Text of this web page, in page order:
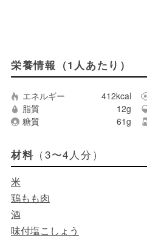
栄養情報（1人あたり）
エネルギー 412kcal
脂質
12g
糖質
61g
材料 （3〜4人分）
米
鶏もも肉
酒
味付塩こしょう